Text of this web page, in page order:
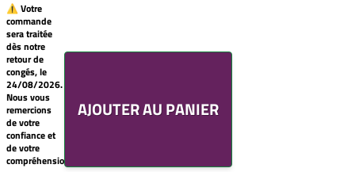
⚠ Votre
commande
sera traitée
dès notre
retour de
congés, le
24/08/2026.
Nous vous
remercions
de votre
confiance et
de votre
compréhension.
AJOUTER AU PANIER
Votre
liste
de
souhaits
Un
produit
0,00€
Créer
une
nouvelle